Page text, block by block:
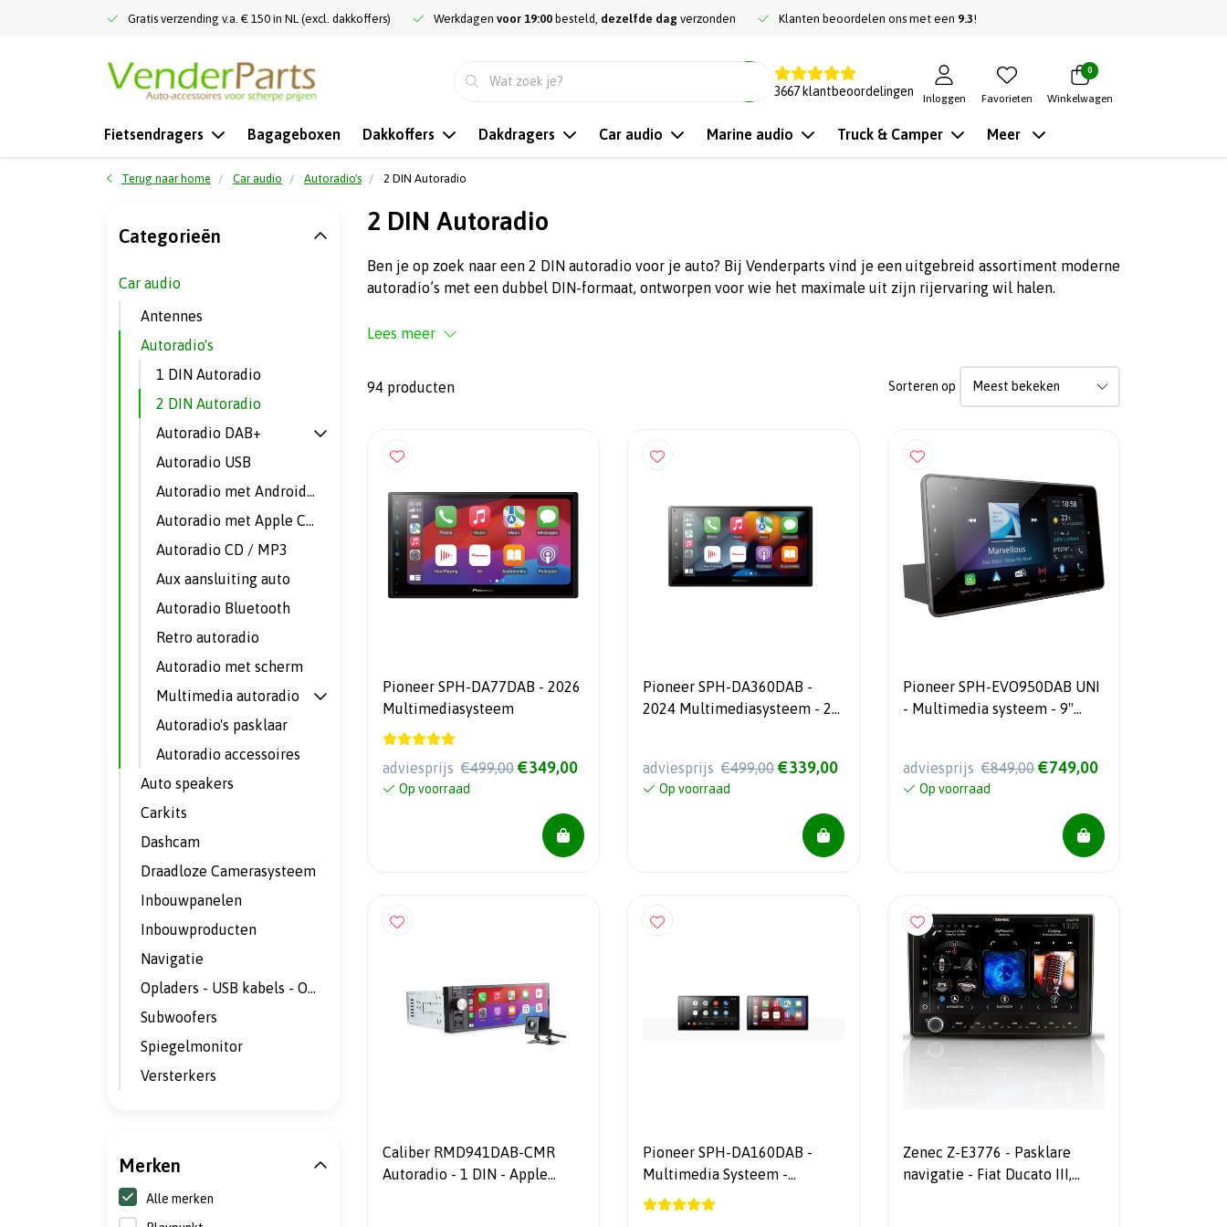
Gratis verzending v.a. € 150 in NL (excl. dakkoffers) Werkdagen voor 19:00 besteld, dezelfde dag verzonden Klanten beoordelen ons met een 9.3!
3667 klantbeoordelingen
Inloggen Favorieten
0
Winkelwagen
Fietsendragers Bagageboxen Dakkoffers Dakdragers Car audio Marine audio Truck & Camper Meer
Terug naar home Car audio Autoradio's 2 DIN Autoradio
2 DIN Autoradio
Ben je op zoek naar een 2 DIN autoradio voor je auto? Bij Venderparts vind je een uitgebreid assortiment moderne
autoradio’s met een dubbel DIN-formaat, ontworpen voor wie het maximale uit zijn rijervaring wil halen.
Lees meer
94 producten Sorteren op
Pioneer SPH-DA77DAB - 2026
Multimediasysteem
adviesprijs €499,00 €349,00
Op voorraad
Pioneer SPH-DA360DAB -
2024 Multimediasysteem - 2
adviesprijs €499,00 €339,00
Op voorraad
Pioneer SPH-EVO950DAB UNI
- Multimedia systeem - 9"
adviesprijs €849,00 €749,00
Op voorraad
Caliber RMD941DAB-CMR
Autoradio - 1 DIN - Apple
Pioneer SPH-DA160DAB -
Multimedia Systeem -
Bluetooth - DAB+ - incl
Zenec Z-E3776 - Pasklare
navigatie - Fiat Ducato III,
Categorieën
Car audio
Antennes
Autoradio's
1 DIN Autoradio
2 DIN Autoradio
Autoradio DAB+
Autoradio USB
Autoradio met Android Auto
Autoradio met Apple CarPlay
Autoradio CD / MP3
Aux aansluiting auto
Autoradio Bluetooth
Retro autoradio
Autoradio met scherm
Multimedia autoradio
Autoradio's pasklaar
Autoradio accessoires
Auto speakers
Carkits
Dashcam
Draadloze Camerasysteem
Inbouwpanelen
Inbouwproducten
Navigatie
Opladers - USB kabels - Omvormers
Subwoofers
Spiegelmonitor
Versterkers
Merken
Alle merken